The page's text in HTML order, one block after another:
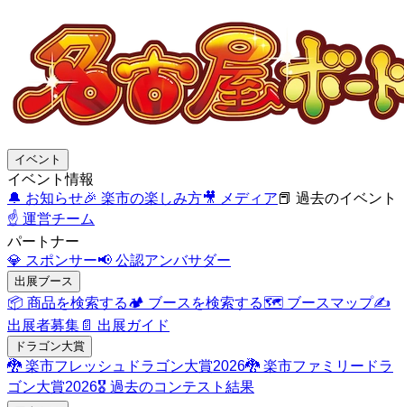
イベント
イベント情報
🔔 お知らせ🎉 楽市の楽しみ方🎥 メディア📕 過去のイベント
☝️ 運営チーム
パートナー
💎 スポンサー📢 公認アンバサダー
出展ブース
📦 商品を検索する🏕️ ブースを検索する🗺️ ブースマップ✍️
出展者募集 📄 出展ガイド
ドラゴン大賞
🐉 楽市フレッシュドラゴン大賞2026🐉 楽市ファミリードラ
ゴン大賞2026🎖️ 過去のコンテスト結果